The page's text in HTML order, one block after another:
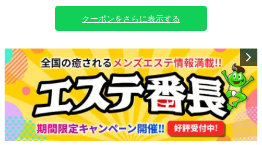
せ。
万が一そのような事がございましたらすぐに当店にま
でご連絡頂きますようお願い致します。
90分18,000円→16,000円
120分25,000円→22,000円
150分31,000円→28,000円
180分39,000円→35,000円
指名料無料
延長料金 30分6000円
極液2,000円
極液カラー3,000円
※当日のご予約状況によりお断りする場合がございま
クーポンをさらに表示する